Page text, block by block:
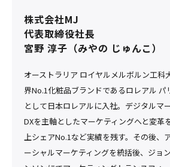
株式会社MJ
代表取締役社長
宮野 淳子（みやの じゅんこ）
オーストラリア ロイヤルメルボルン工科
界No.1化粧品ブランドであるロレアル パ
として日本ロレアルに入社。デジタルマ
DXを主軸としたマーケティングへと変革
上シェアNo.1など実績を残す。その後、
ーシャルマーケティングを統括後、ジョ